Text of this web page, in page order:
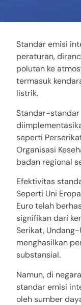
Standar emisi
peraturan,
polutan ke
termasuk
listrik.
Standar-standar
seperti
Organisasi
badan regional
Efektivitas
Seperti Uni
Euro telah
signifikan dari
Serikat,
menghasilkan
substansial.
Namun, di
standar emisi
oleh sumber